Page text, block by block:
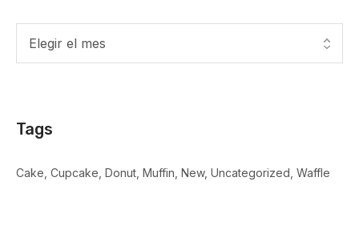
Tags
Cake Cupcake Donut Muffin New Uncategorized Waffle